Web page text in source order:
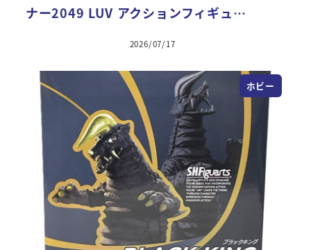
ナー2049 LUV アクションフィギュ…
2026/07/17
ホビー